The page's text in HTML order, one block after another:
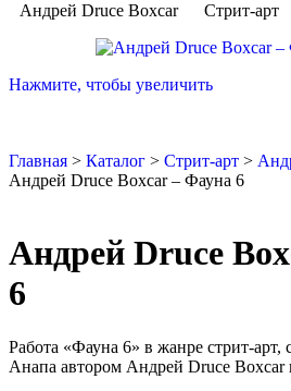
Андрей Druce Boxcar Стрит-арт
Нажмите, чтобы увеличить
Главная > Каталог > Стрит-арт >
Андрей Druce Boxcar – Фауна 6
Андрей Druce
6
Работа «Фауна 6» в жанре стрит-арт,
Анапа автором Андрей Druce Boxcar